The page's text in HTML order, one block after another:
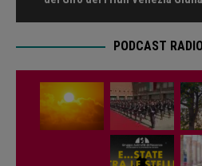
PODCAST